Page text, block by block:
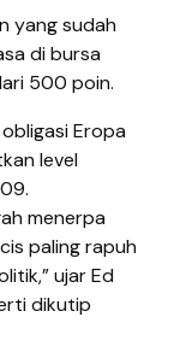
yang sudah
di bursa
500 poin.
Eropa
level
menerpa
paling rapuh
ujar Ed
dikutip